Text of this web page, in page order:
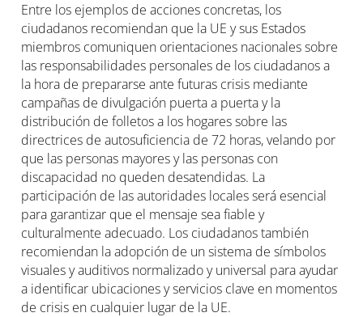
Entre los ejemplos de acciones concretas, los
ciudadanos recomiendan que la UE y sus Estados
miembros comuniquen orientaciones nacionales sobre
las responsabilidades personales de los ciudadanos a
la hora de prepararse ante futuras crisis mediante
campañas de divulgación puerta a puerta y la
distribución de folletos a los hogares sobre las
directrices de autosuficiencia de 72 horas, velando por
que las personas mayores y las personas con
discapacidad no queden desatendidas. La
participación de las autoridades locales será esencial
para garantizar que el mensaje sea fiable y
culturalmente adecuado. Los ciudadanos también
recomiendan la adopción de un sistema de símbolos
visuales y auditivos normalizado y universal para ayudar
a identificar ubicaciones y servicios clave en momentos
de crisis en cualquier lugar de la UE.